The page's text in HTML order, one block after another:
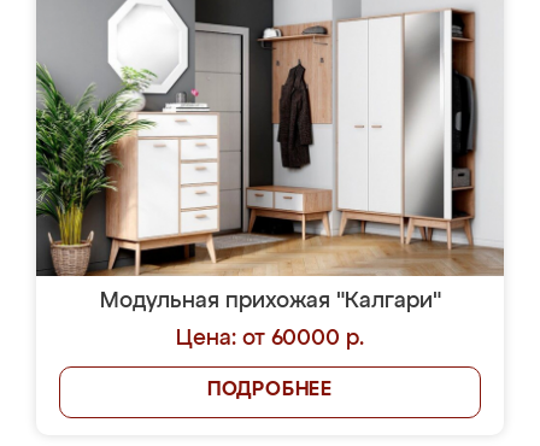
Модульная прихожая "Калгари"
Цена: от 60000 р.
ПОДРОБНЕЕ